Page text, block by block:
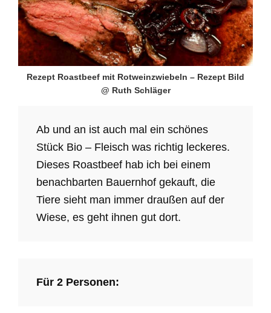
Rezept Roastbeef mit Rotweinzwiebeln – Rezept Bild
@ Ruth Schläger
Ab und an ist auch mal ein schönes
Stück Bio – Fleisch was richtig leckeres.
Dieses Roastbeef hab ich bei einem
benachbarten Bauernhof gekauft, die
Tiere sieht man immer draußen auf der
Wiese, es geht ihnen gut dort.
Für 2 Personen: